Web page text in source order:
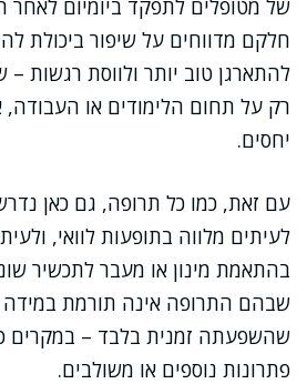
של מטופלים לתפקד ביומיום
חלקם מדווחים על שיפור ביכולת
להתארגן טוב יותר ולווסת רגשות –
רק על תחום הלימודים או
יחסים.
עם זאת, כמו כל תרופה, גם כאן נדרש
לעיתים מלווה בתופעות לוואי,
בהתאמת מינון או מעבר לתכשיר
שבהם התרופה אינה תורמת
שהשפעתה זמנית בלבד – במקרים
פתרונות נוספים או משולבים.